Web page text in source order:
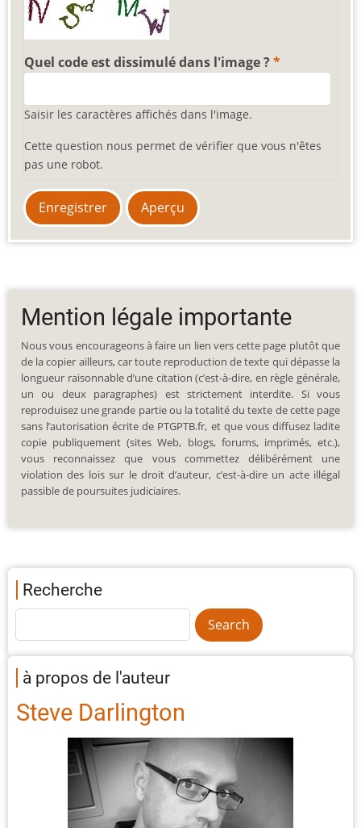
Quel code est dissimulé dans l'image ?
Saisir les caractères affichés dans l'image.
Cette question nous permet de vérifier que vous n'êtes
pas une robot.
Mention légale importante
Nous vous encourageons à faire un lien vers cette page plutôt que
de la copier ailleurs, car toute reproduction de texte qui dépasse la
longueur raisonnable d’une citation (c’est-à-dire, en règle générale,
un ou deux paragraphes) est strictement interdite. Si vous
reproduisez une grande partie ou la totalité du texte de cette page
sans l’autorisation écrite de PTGPTB.fr, et que vous diffusez ladite
copie publiquement (sites Web, blogs, forums, imprimés, etc.),
vous reconnaissez que vous commettez délibérément une
violation des lois sur le droit d’auteur, c’est-à-dire un acte illégal
passible de poursuites judiciaires.
Recherche
à propos de l'auteur
Steve Darlington